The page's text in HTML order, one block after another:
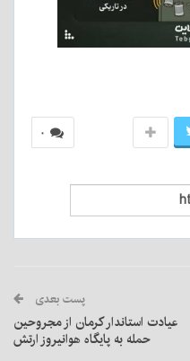
۰
پست بعدی
عیادت استاندار کرمان از مجروحین
حمله به پایگاه هوانیروز ارتش